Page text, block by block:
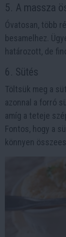
5. A massza
Óvatosan, több
besamelhez.
határozott, de
6. Sütés
Töltsük meg a
azonnal a forró
amíg a teteje
Fontos, hogy a
könnyen